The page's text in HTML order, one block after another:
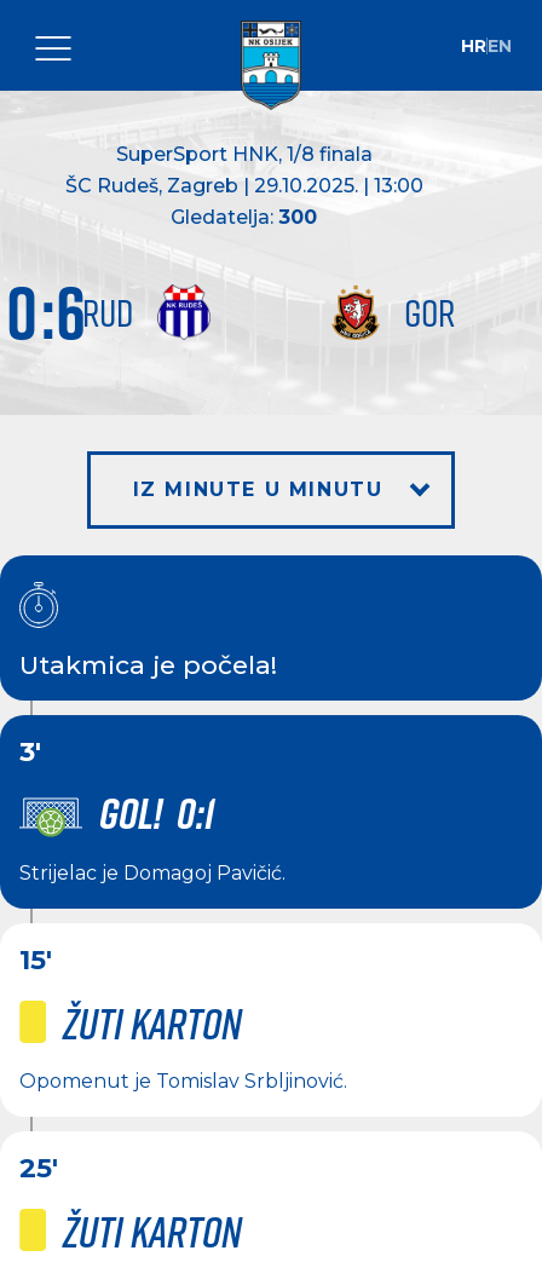
HREN
SuperSport HNK, 1/8 finala
ŠC Rudeš, Zagreb | 29.10.2025. | 13:00
Gledatelja:300
RUD GOR
0:6
IZ MINUTE U MINUTU
Utakmica je počela!
3'
GOL! 0:1
Strijelac je Domagoj Pavičić.
15'
Žuti karton
Opomenut je Tomislav Srbljinović.
25'
Žuti karton